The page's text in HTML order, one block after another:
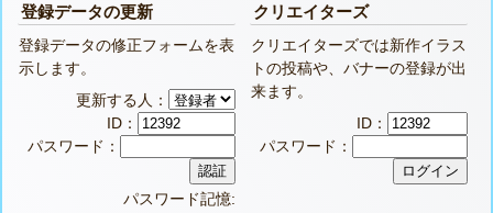
登録データの更新
登録データの修正フォームを表
示します。
更新する人：
ID：
パスワード：
パスワード記憶:
クリエイターズ
クリエイターズでは新作イラス
トの投稿や、バナーの登録が出
来ます。
ID：
パスワード：